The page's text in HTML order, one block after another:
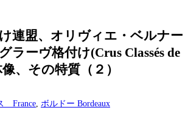
連盟、オリヴィエ・ベルナー
ラーヴ格付け(Crus Classés de
、その特質（２）
France ボルドー Bordeaux